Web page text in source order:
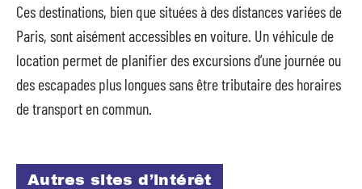
Ces destinations, bien que situées à des distances variées de
Paris, sont aisément accessibles en voiture. Un véhicule de
location permet de planifier des excursions d’une journée ou
des escapades plus longues sans être tributaire des horaires
de transport en commun.
Autres sites d’intérêt